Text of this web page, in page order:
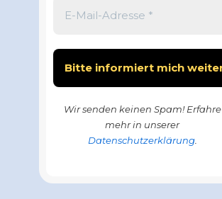
Wir senden keinen Spam! Erfahre
mehr in unserer
Datenschutzerklärung.